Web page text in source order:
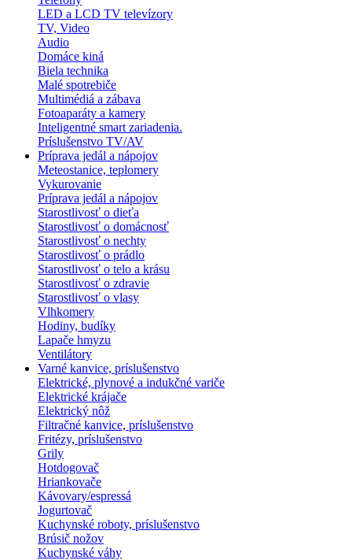
LED a LCD TV televízory
TV, Video
Audio
Domáce kiná
Biela technika
Malé spotrebiče
Multimédiá a zábava
Fotoaparáty a kamery
Inteligentné smart zariadenia.
Príslušenstvo TV/AV
Príprava jedál a nápojov
Meteostanice, teplomery
Vykurovanie
Príprava jedál a nápojov
Starostlivosť o dieťa
Starostlivosť o domácnosť
Starostlivosť o nechty
Starostlivosť o prádlo
Starostlivosť o telo a krásu
Starostlivosť o zdravie
Starostlivosť o vlasy
Vlhkomery
Hodiny, budíky
Lapače hmyzu
Ventilátory
Varné kanvice, príslušenstvo
Elektrické, plynové a indukčné variče
Elektrické krájače
Elektrický nôž
Filtračné kanvice, príslušenstvo
Fritézy, príslušenstvo
Grily
Hotdogovač
Hriankovače
Kávovary/espressá
Jogurtovač
Kuchynské roboty, príslušenstvo
Brúsič nožov
Kuchynské váhy